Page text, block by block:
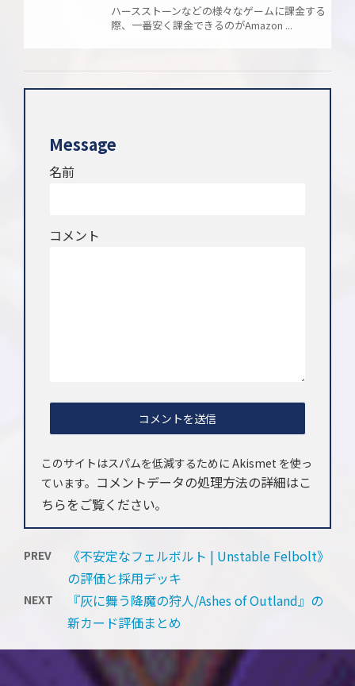
ハースストーンなどの様々なゲームに課金する
際、一番安く課金できるのがAmazon ...
Message
名前
コメント
このサイトはスパムを低減するために Akismet を使っ
ています。 コメントデータの処理方法の詳細はこ
ちらをご覧ください。
PREV
《不安定なフェルボルト | Unstable Felbolt》
の評価と採用デッキ
NEXT
『灰に舞う降魔の狩人/Ashes of Outland』の
新カード評価まとめ